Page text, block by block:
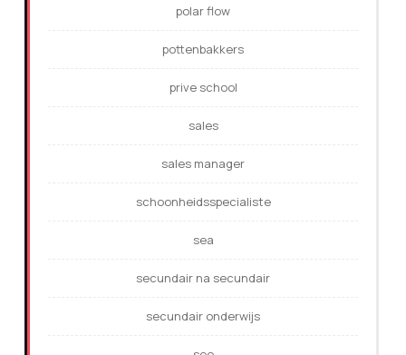
polar flow
pottenbakkers
prive school
sales
sales manager
schoonheidsspecialiste
sea
secundair na secundair
secundair onderwijs